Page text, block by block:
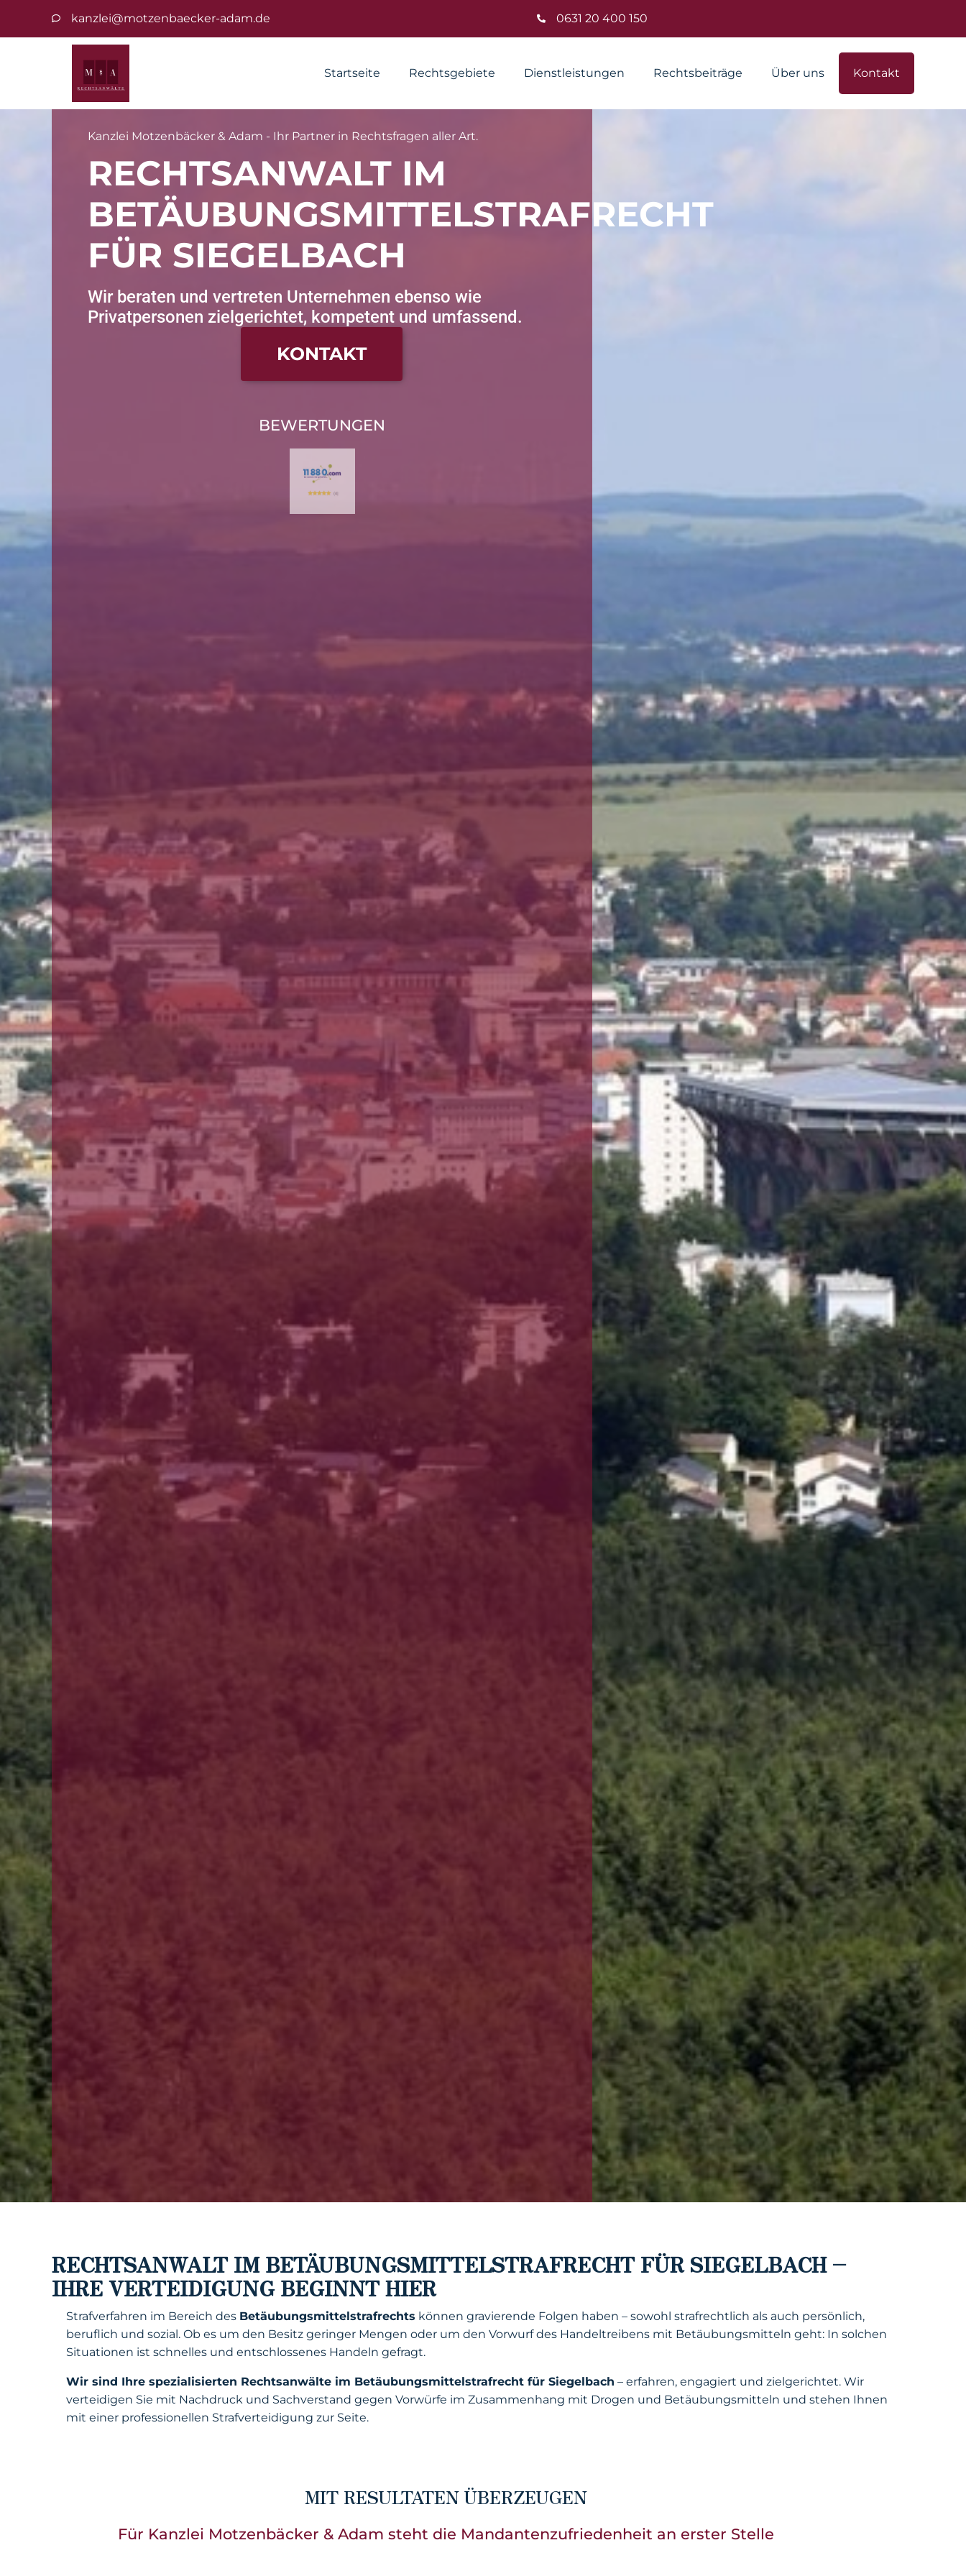
kanzlei@motzenbaecker-adam.de 0631 20 400 150
Startseite Rechtsgebiete Dienstleistungen Rechtsbeiträge Über uns Kontakt
Kanzlei Motzenbäcker & Adam - Ihr Partner in Rechtsfragen aller Art.
RECHTSANWALT IM
BETÄUBUNGSMITTELSTRAFRECHT
FÜR SIEGELBACH
Wir beraten und vertreten Unternehmen ebenso wie
Privatpersonen zielgerichtet, kompetent und umfassend.
KONTAKT
BEWERTUNGEN
RECHTSANWALT IM BETÄUBUNGSMITTELSTRAFRECHT FÜR SIEGELBACH –
IHRE VERTEIDIGUNG BEGINNT HIER
Strafverfahren im Bereich des Betäubungsmittelstrafrechts können gravierende Folgen haben – sowohl strafrechtlich als auch persönlich,
beruflich und sozial. Ob es um den Besitz geringer Mengen oder um den Vorwurf des Handeltreibens mit Betäubungsmitteln geht: In solchen
Situationen ist schnelles und entschlossenes Handeln gefragt.
Wir sind Ihre spezialisierten Rechtsanwälte im Betäubungsmittelstrafrecht für Siegelbach – erfahren, engagiert und zielgerichtet. Wir
verteidigen Sie mit Nachdruck und Sachverstand gegen Vorwürfe im Zusammenhang mit Drogen und Betäubungsmitteln und stehen Ihnen
mit einer professionellen Strafverteidigung zur Seite.
MIT RESULTATEN ÜBERZEUGEN
Für Kanzlei Motzenbäcker & Adam steht die Mandantenzufriedenheit an erster Stelle